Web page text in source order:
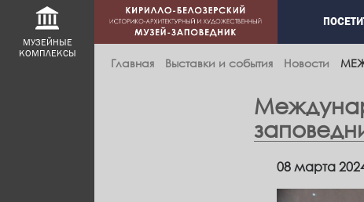
МУЗЕЙНЫЕ
КОМПЛЕКСЫ
Main
Главная Выставки и события Новости
08 марта